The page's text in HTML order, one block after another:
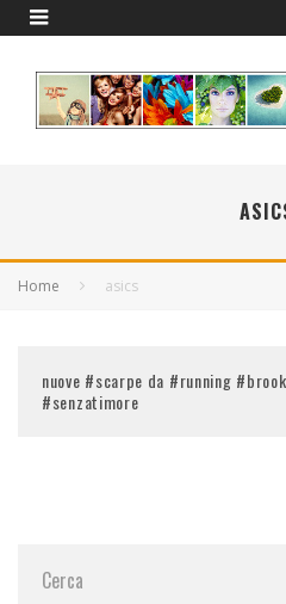
Home asics
nuove #scarpe da #running
#senzatimore